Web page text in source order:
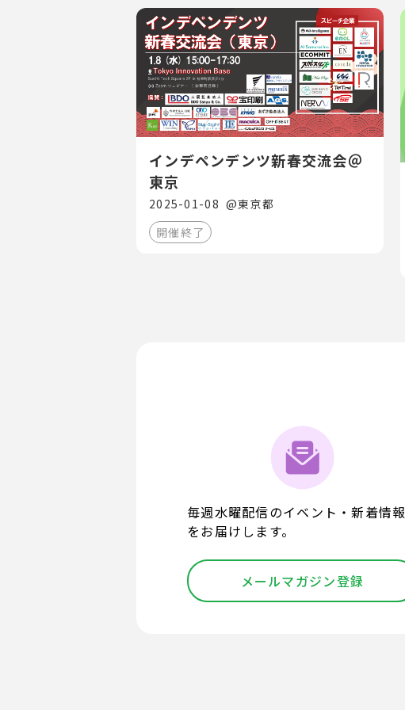
インデペンデンツ新春交流会＠
東京
2025-01-08 @東京都
開催終了
毎週水曜配信のイベント・新着情報
をお届けします。
メールマガジン登録